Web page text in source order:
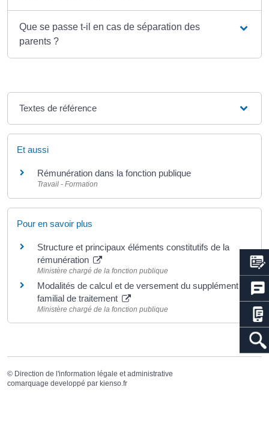
Que se passe t-il en cas de séparation des
parents ?
Textes de référence
Et aussi
Rémunération dans la fonction publique
Travail - Formation
Pour en savoir plus
Structure et principaux éléments constitutifs de la
rémunération
Ministère chargé de la fonction publique
Modalités de calcul et de versement du supplément
familial de traitement
Ministère chargé de la fonction publique
© Direction de l'information légale et administrative
comarquage developpé par kienso.fr